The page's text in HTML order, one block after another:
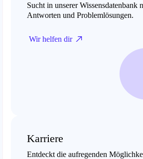
Sucht in unserer Wissensdatenbank
Antworten und Problemlösungen.
Wir helfen dir
Karriere
Entdeckt die aufregenden